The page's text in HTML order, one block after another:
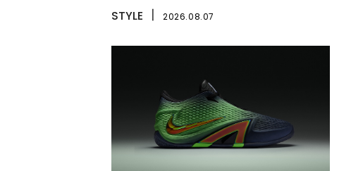
STYLE 2026.08.07